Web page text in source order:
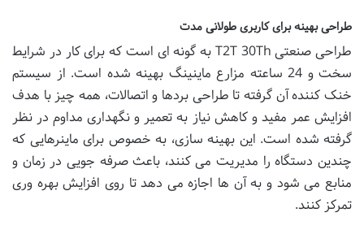
طراحی بهینه برای کاربری طولانی مدت
طراحی صنعتی T2T 30Th به گونه ای است که برای کار در شرایط
سخت و 24 ساعته مزارع ماینینگ بهینه شده است. از سیستم
خنک کننده آن گرفته تا طراحی بردها و اتصالات، همه چیز با هدف
افزایش عمر مفید و کاهش نیاز به تعمیر و نگهداری مداوم در نظر
گرفته شده است. این بهینه سازی، به خصوص برای ماینرهایی که
چندین دستگاه را مدیریت می کنند، باعث صرفه جویی در زمان و
منابع می شود و به آن ها اجازه می دهد تا روی افزایش بهره وری
تمرکز کنند.